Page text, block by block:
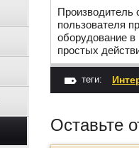
Производитель
пользователя
оборудование
простых
теги:
Оставьте